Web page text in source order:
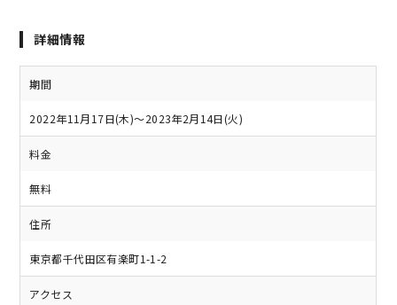
詳細情報
期間
2022年11月17日(木)～2023年2月14日(火)
料金
無料
住所
東京都千代田区有楽町1-1-2
アクセス